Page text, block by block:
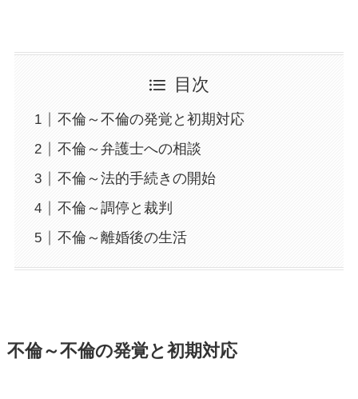
目次
不倫～不倫の発覚と初期対応
不倫～弁護士への相談
不倫～法的手続きの開始
不倫～調停と裁判
不倫～離婚後の生活
不倫～不倫の発覚と初期対応